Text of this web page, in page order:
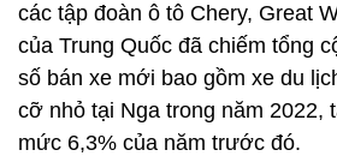
các tập đoàn ô tô Chery, Great
của Trung Quốc đã chiếm tổng
số bán xe mới bao gồm xe du
cỡ nhỏ tại Nga trong năm 2022,
mức 6,3% của năm trước đó.